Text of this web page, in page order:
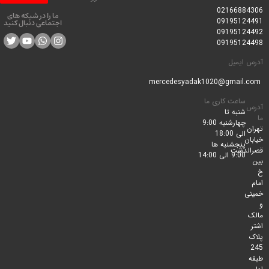
ساعت کاری ما
شنبه تا
چهارشنبه 9:00
الی 18:00
پنجشنبه ها
9:00 الی 14:00
ما را در شبکه های
اجتماعی دنبال کنید